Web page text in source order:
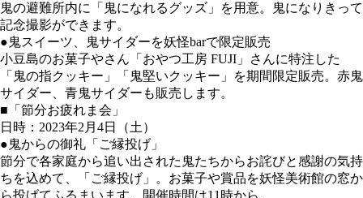
鬼の避難所内に「鬼になれるグッズ」を用意。鬼になりきって
記念撮影ができます。
●鬼スイーツ、鬼サイダーを妖怪barで限定販売
小豆島のお菓子やさん「おやつ工房 FUJI」さんに特注した
「鬼の指クッキー」「鬼堅いクッキー」を期間限定販売。赤鬼
サイダー、青鬼サイダーも販売します。
■「節分お疲れま会」
日時：2023年2月4日（土）
●鬼からの御礼「ご縁投げ」
節分で各家庭から追い出された鬼たちからお詫びと感謝の気持
ちを込めて、「ご縁投げ」。お菓子や賞品を妖怪美術館の窓か
ら投げてふるまいます。開催時間は11時から。